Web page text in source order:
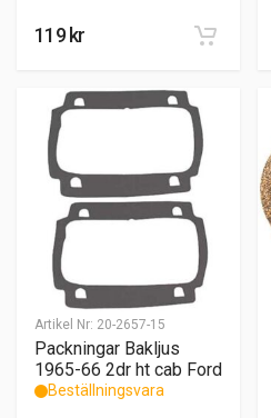
119 kr
Artikel Nr: 20-2657-15
Packningar Bakljus
1965-66 2dr ht cab Ford
Beställningsvara